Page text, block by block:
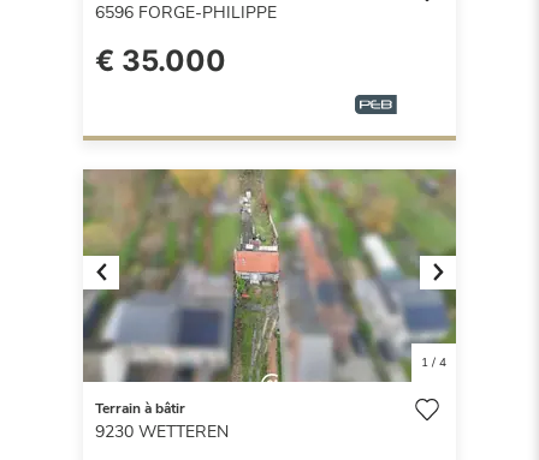
6596 FORGE-PHILIPPE
€ 35.000
Previous Next
1/ 4
Terrain à bâtir
9230 WETTEREN